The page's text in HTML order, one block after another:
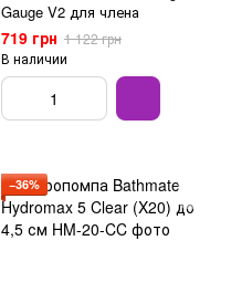
Gauge V2 для члена
719 грн 1 122 грн
В наличии
−36%